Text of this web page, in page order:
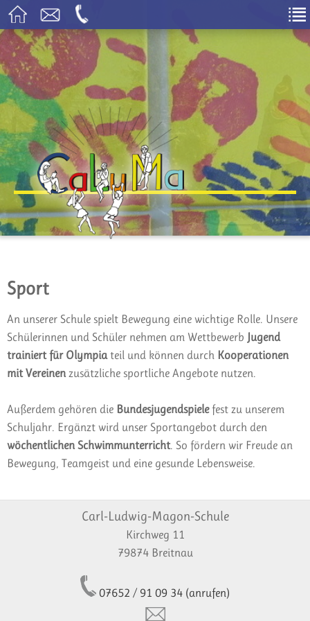
Sport
An unserer Schule spielt Bewegung eine wichtige Rolle. Unsere
Schülerinnen und Schüler nehmen am Wettbewerb Jugend
trainiert für Olympia teil und können durch Kooperationen
mit Vereinen zusätzliche sportliche Angebote nutzen.
Außerdem gehören die Bundesjugendspielefest zu unserem
Schuljahr. Ergänzt wird unser Sportangebot durch den
wöchentlichen Schwimmunterricht. So fördern wir Freude an
Bewegung, Teamgeist und eine gesunde Lebensweise.
Carl-Ludwig-Magon-Schule
Kirchweg 11
79874 Breitnau
07652 / 91 09 34